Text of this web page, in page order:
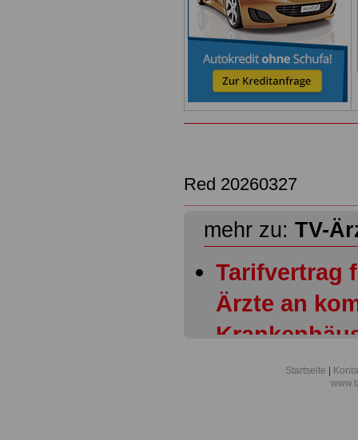
Red 20260327
mehr zu: TV-
Tarifvertrag
Ärzte an
Startseite